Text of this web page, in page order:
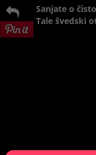
Sanjate o
Tale švedski